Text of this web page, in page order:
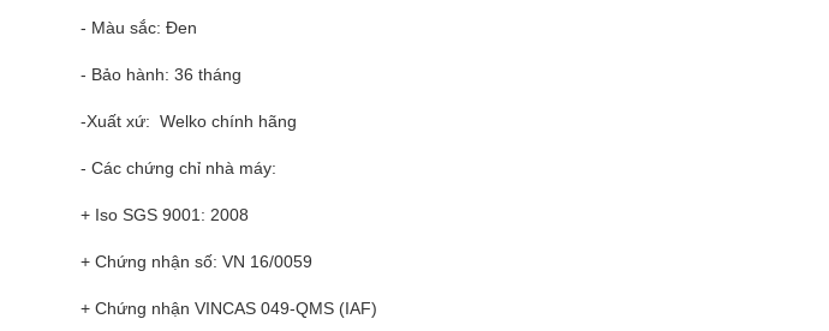
- Màu sắc: Đen
- Bảo hành: 36 tháng
-Xuất xứ: Welko chính hãng
- Các chứng chỉ nhà máy:
+ Iso SGS 9001: 2008
+ Chứng nhận số: VN 16/0059
+ Chứng nhận VINCAS 049-QMS (IAF)